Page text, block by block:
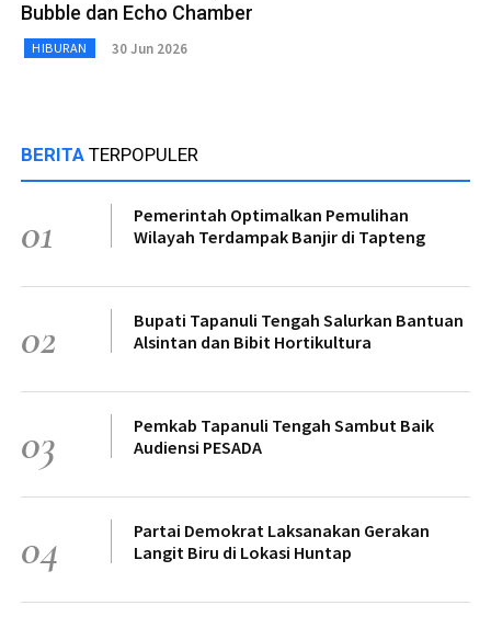
Bubble dan Echo Chamber
HIBURAN 30 Jun 2026
BERITA TERPOPULER
01
Pemerintah Optimalkan Pemulihan
Wilayah Terdampak Banjir di Tapteng
02
Bupati Tapanuli Tengah Salurkan Bantuan
Alsintan dan Bibit Hortikultura
03
Pemkab Tapanuli Tengah Sambut Baik
Audiensi PESADA
04
Partai Demokrat Laksanakan Gerakan
Langit Biru di Lokasi Huntap